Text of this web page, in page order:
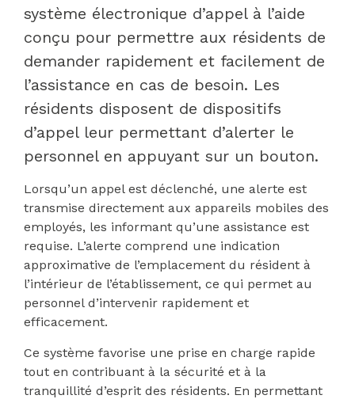
système électronique d’appel à l’aide
conçu pour permettre aux résidents de
demander rapidement et facilement de
l’assistance en cas de besoin. Les
résidents disposent de dispositifs
d’appel leur permettant d’alerter le
personnel en appuyant sur un bouton.
Lorsqu’un appel est déclenché, une alerte est
transmise directement aux appareils mobiles des
employés, les informant qu’une assistance est
requise. L’alerte comprend une indication
approximative de l’emplacement du résident à
l’intérieur de l’établissement, ce qui permet au
personnel d’intervenir rapidement et
efficacement.
Ce système favorise une prise en charge rapide
tout en contribuant à la sécurité et à la
tranquillité d’esprit des résidents. En permettant